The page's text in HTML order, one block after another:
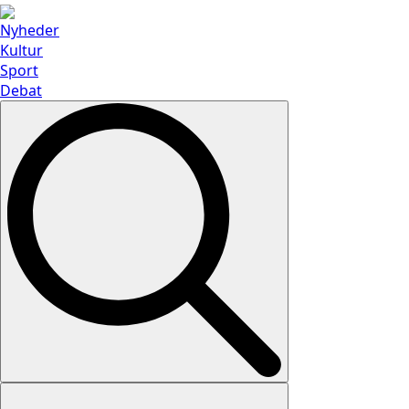
Nyheder
Kultur
Sport
Debat
Search